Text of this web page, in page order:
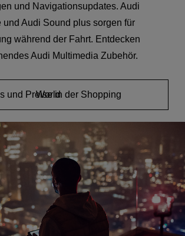
und Navigationsupdates. Audi
und Audi Sound plus sorgen für
während der Fahrt. Entdecken
Audi Multimedia Zubehör.
Details und Preise in der Shopping World